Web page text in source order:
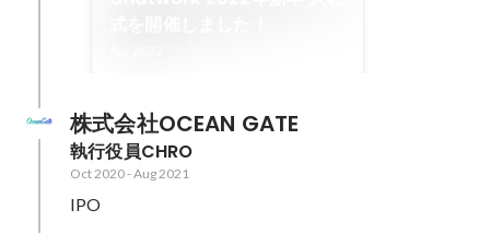
株式会社OCEAN GATE
執行役員CHRO
Oct 2020-Aug 2021
IPO